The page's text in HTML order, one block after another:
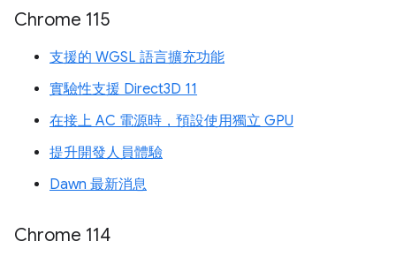
Chrome 115
支援的 WGSL 語言擴充功能
實驗性支援 Direct3D 11
在接上 AC 電源時，預設使用獨立 GPU
提升開發人員體驗
Dawn 最新消息
Chrome 114